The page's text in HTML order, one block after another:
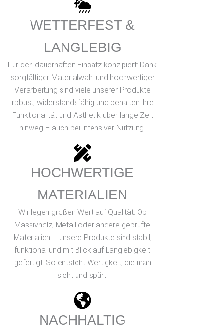
WETTERFEST &
LANGLEBIG
Für den dauerhaften Einsatz konzipiert: Dank
sorgfältiger Materialwahl und hochwertiger
Verarbeitung sind viele unserer Produkte
robust, widerstandsfähig und behalten ihre
Funktionalität und Ästhetik über lange Zeit
hinweg – auch bei intensiver Nutzung.
HOCHWERTIGE
MATERIALIEN
Wir legen großen Wert auf Qualität. Ob
Massivholz, Metall oder andere geprüfte
Materialien – unsere Produkte sind stabil,
funktional und mit Blick auf Langlebigkeit
gefertigt. So entsteht Wertigkeit, die man
sieht und spürt.
NACHHALTIG